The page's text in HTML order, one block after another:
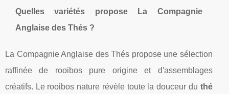
Quelles variétés propose La Compagnie
Anglaise des Thés ?
La Compagnie Anglaise des Thés propose une sélection
raffinée de rooibos pure origine et d'assemblages
créatifs. Le rooibos nature révèle toute la douceur du thé